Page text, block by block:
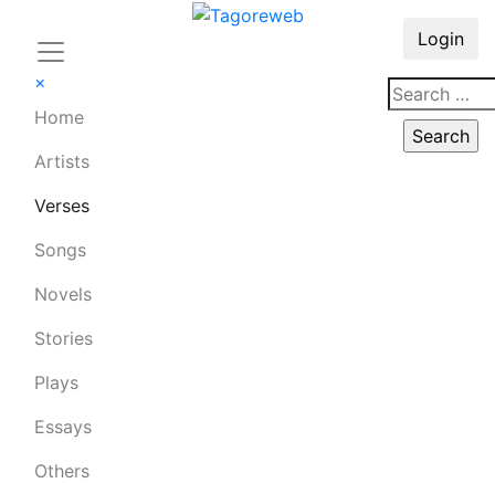
×
Home
Artists
Verses
Songs
Novels
Stories
Plays
Essays
Others
Login